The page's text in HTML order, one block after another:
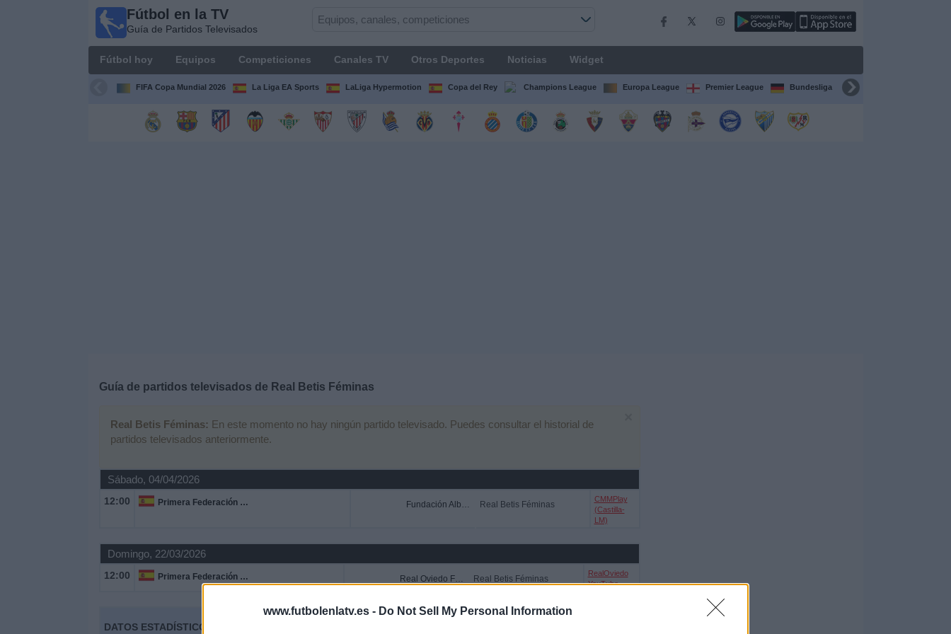
www.futbolenlatv.es - Do Not Sell My Personal Information
Fútbol en la TV
Guía de Partidos Televisados
Fútbol hoy Equipos Competiciones Canales TV Otros Deportes Noticias Widget
FIFA Copa Mundial 2026 La Liga EA Sports LaLiga Hypermotion Copa del Rey Champions League Europa League Premier League Bundesliga Supercopa de España
Guía de partidos televisados de Real Betis Féminas
Real Betis Féminas: En este momento no hay ningún partido televisado. Puedes consultar el historial de
partidos televisados anteriormente.
Sábado, 04/04/2026
12:00 Primera Federación Femenina Fundación Albacete Real Betis Féminas
CMMPlay
(Castilla-
LM)
Domingo, 22/03/2026
12:00 Primera Federación Femenina Real Oviedo Femenino Real Betis Féminas
RealOviedo
YouTube
DATOS ESTADÍSTICOS DEL EQUIPO REAL BETIS FÉMINAS EN TELEVISIÓN EN ESPAÑA